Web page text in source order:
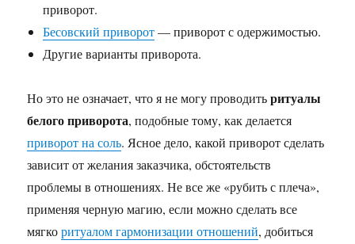
приворот.
Бесовский приворот— приворот с одержимостью.
Другие варианты приворота.
Но это не означает, что я не могу проводитьритуалы
белого приворота, подобные тому, как делается
приворот на соль. Ясное дело, какой приворот сделать
зависит от желания заказчика, обстоятельств
проблемы в отношениях. Не все же «рубить с плеча»,
применяя черную магию, если можно сделать все
мягкоритуалом гармонизации отношений, добиться